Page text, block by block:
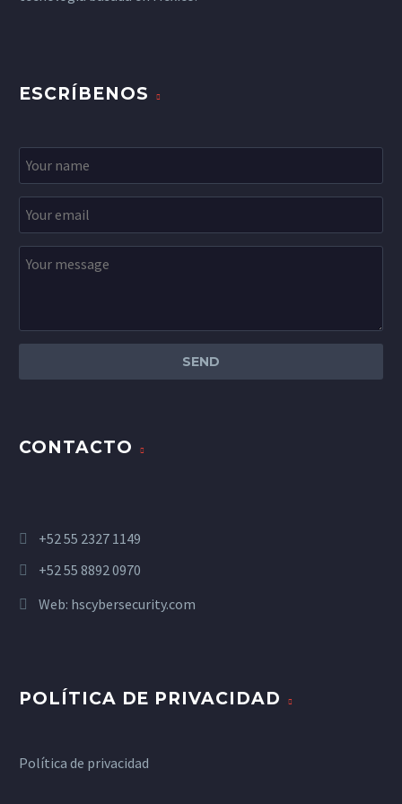
ESCRÍBENOS
CONTACTO
+52 55 2327 1149
+52 55 8892 0970
Web: hscybersecurity.com
POLÍTICA DE PRIVACIDAD
Política de privacidad